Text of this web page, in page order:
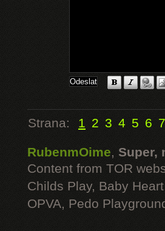
Strana: 1 2 3 4 5 6 7
RubenmOime, Super,
Content from TOR
Childs Play, Baby
OPVA, Pedo